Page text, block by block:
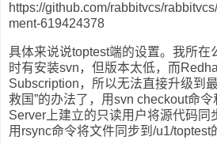
https://github.com/rabbitvcs/
ment-619424378
具体来说说toptest端的设置。我所在
时有安装svn，但版本太低，而
Subscription，所以无法直接升级到
救国”的办法了，用svn checkout命
Server上建立的只读用户将源代码同
用rsync命令将文件同步到/u1/toptest